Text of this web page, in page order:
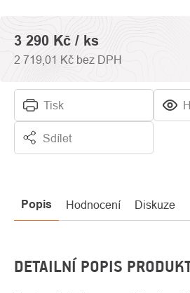
Tisk
Sdílet
3 290 Kč / ks
2 719,01 Kč bez DPH
Popis Hodnocení Diskuze
DETAILNÍ POPIS